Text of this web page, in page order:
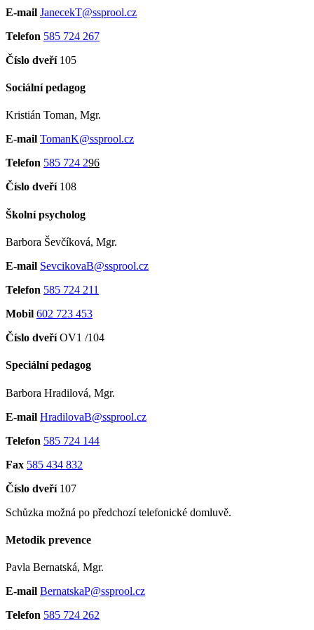
E-mail JanecekT@ssprool.cz
Telefon 585 724 267
Číslo dveří105
Sociální pedagog
Kristián Toman, Mgr.
E-mail TomanK@ssprool.cz
Telefon 585 724 296
Číslo dveří108
Školní psycholog
Barbora Ševčíková, Mgr.
E-mail SevcikovaB@ssprool.cz
Telefon 585 724 211
Mobil 602 723 453
Číslo dveříOV1 /104
Speciální pedagog
Barbora Hradilová, Mgr.
E-mail HradilovaB@ssprool.cz
Telefon 585 724 144
Fax 585 434 832
Číslo dveří107
Schůzka možná po předchozí telefonické domluvě.
Metodik prevence
Pavla Bernatská, Mgr.
E-mail BernatskaP@ssprool.cz
Telefon 585 724 262